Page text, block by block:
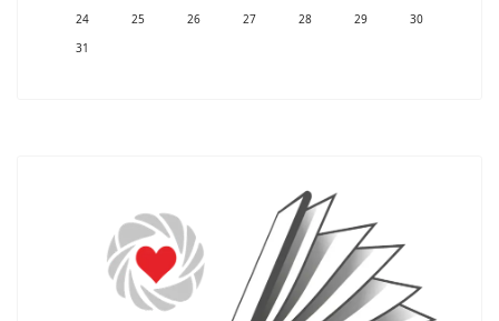
24
25 26 27 28 29
30
31